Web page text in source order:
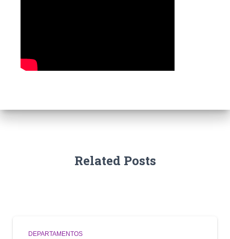
Related Posts
DEPARTAMENTOS